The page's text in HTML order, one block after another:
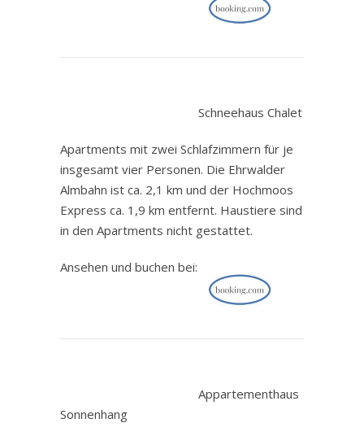
Schneehaus Chalet
Apartments mit zwei Schlafzimmern für je
insgesamt vier Personen. Die Ehrwalder
Almbahn ist ca. 2,1 km und der Hochmoos
Express ca. 1,9 km entfernt. Haustiere sind
in den Apartments nicht gestattet.
Ansehen und buchen bei:
Appartementhaus
Sonnenhang